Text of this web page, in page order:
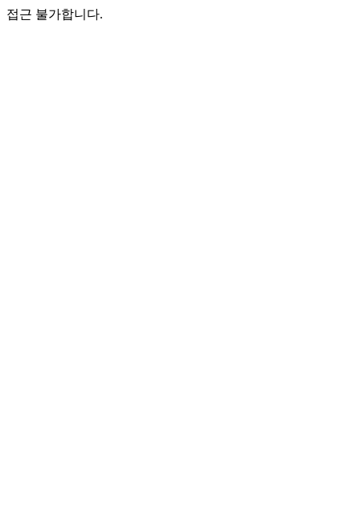
접근 불가합니다.